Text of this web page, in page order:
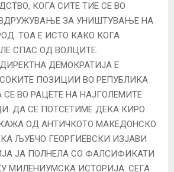
КОГА СИТЕ ТИЕ СЕ ВО
ЗА УНИШТУВАЊЕ НА
ТОА Е ИСТО КАКО КОГА
СПАС ОД ВОЛЦИТЕ.
ДЕМОКРАТИЈА Е
ПОЗИЦИИ ВО РЕПУБЛИКА
ВО РАЦЕТЕ НА НАЈГОЛЕМИТЕ
ДА СЕ ПОТСЕТИМЕ ДЕКА КИРО
ОД АНТИЧКОТО МАКЕДОНСКО
ЉУБЧО ГЕОРГИЕВСКИ ИЗЈАВИ
ЈА ПОЛНЕЛА СО ФАЛСИФИКАТИ
МИЛЕНИУМСКА ИСТОРИЈА. СЕГА